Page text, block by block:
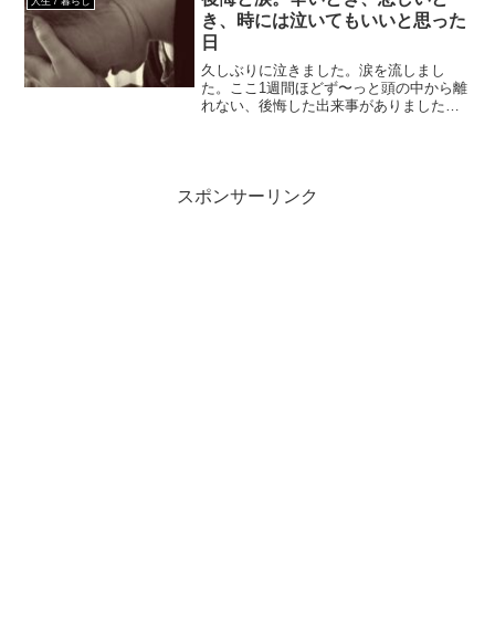
て「作成途中...
き、時には泣いてもいいと思った
日
久しぶりに泣きました。涙を流しまし
た。ここ1週間ほどず〜っと頭の中から離
れない、後悔した出来事がありました。
スポンサーリンク